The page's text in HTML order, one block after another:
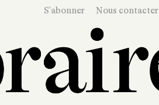
S'abonner Nous contacter